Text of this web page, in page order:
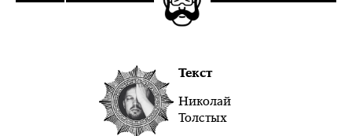
Текст
Николай
Толстых